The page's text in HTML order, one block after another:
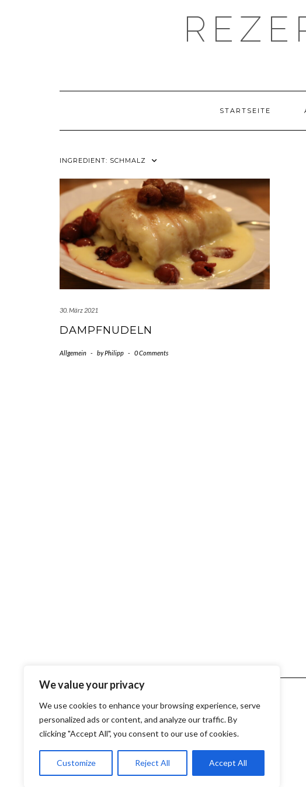
We value your privacy
We use cookies to enhance your browsing experience, serve
personalized ads or content, and analyze our traffic. By
clicking "Accept All", you consent to our use of cookies.
Customize Reject All Accept All
STARTSEITE
INGREDIENT: SCHMALZ
30. März 2021
DAMPFNUDELN
Allgemein - byPhilipp - 0 Comments
LOGIN